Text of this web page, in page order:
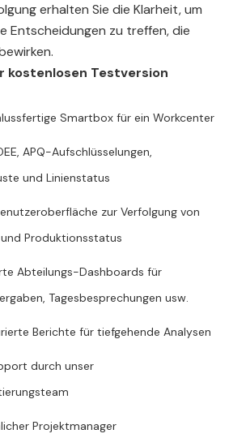
erhalten Sie die Klarheit, um
Entscheidungen zu treffen, die
kostenlosen Testversion
Smartbox für ein Workcenter
APQ-Aufschlüsselungen,
und Linienstatus
zur Verfolgung von
Produktionsstatus
Abteilungs-Dashboards für
Tagesbesprechungen usw.
Berichte für tiefgehende Analysen
durch unser
Projektmanager